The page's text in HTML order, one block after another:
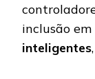
inclusão em
inteligentes